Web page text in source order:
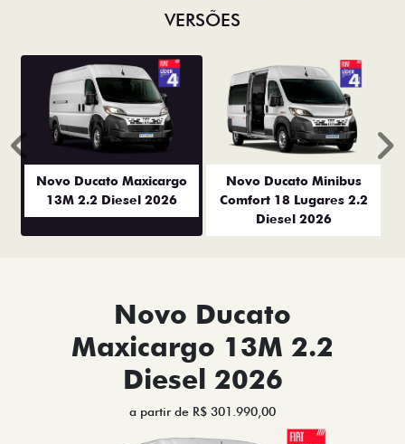
VERSÕES
Novo Ducato Maxicargo
13M 2.2 Diesel 2026
Novo Ducato Minibus
Comfort 18 Lugares 2.2
Diesel 2026
Anterior
Novo Ducato
Maxicargo 13M 2.2
Diesel 2026
a partir de R$ 301.990,00